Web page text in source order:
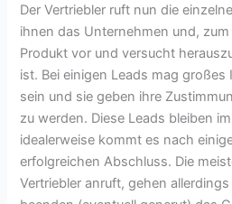
Der Vertriebler ruft nun die
ihnen das Unternehmen und, zum
Produkt vor und versucht
ist. Bei einigen Leads mag
sein und sie geben ihre
zu werden. Diese Leads bleiben
idealerweise kommt es nach
erfolgreichen Abschluss. Die
Vertriebler anruft, gehen